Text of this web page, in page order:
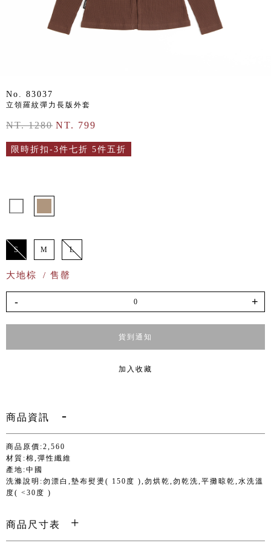
No. 83037
立領羅紋彈力長版外套
NT. 1280 NT. 799
限時折扣-3件七折 5件五折
S M L
大地棕 / 售罄
- +
貨到通知
加入收藏
商品資訊
商品原價:2,560
材質:棉,彈性纖維
產地:中國
洗滌說明:勿漂白,墊布熨燙( 150度 ),勿烘乾,勿乾洗,平攤晾乾,水洗溫
度( <30度 )
商品尺寸表